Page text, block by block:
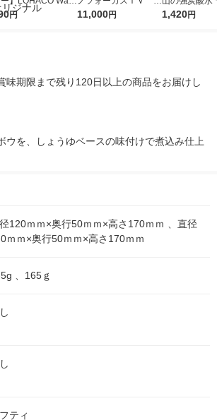
ロハコウォータ
円
5ｇ 資生堂 おまけ
11,000円
レス 500ml 1
1,420円
味期限まで残り120日以上の商品をお届けし
ウを、しょうゆベースの味付けで煮込み仕上
120ｍｍ×奥行50ｍｍ×高さ170ｍｍ 、直径
ｍｍ×奥行50ｍｍ×高さ170ｍｍ
、165ｇ
ティ